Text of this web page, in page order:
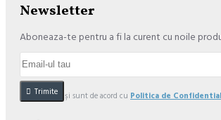
Newsletter
Aboneaza-te pentru a fi la curent cu noile
Trimite
Am citit şi sunt de acord cu Politica de